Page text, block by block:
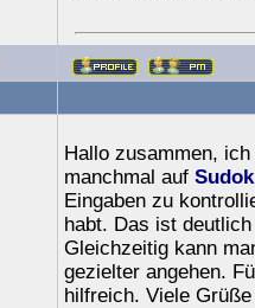
Hallo zusammen,
manchmal auf
Eingaben zu
habt. Das ist
Gleichzeitig kann
gezielter angehen.
hilfreich. Viele Grüße